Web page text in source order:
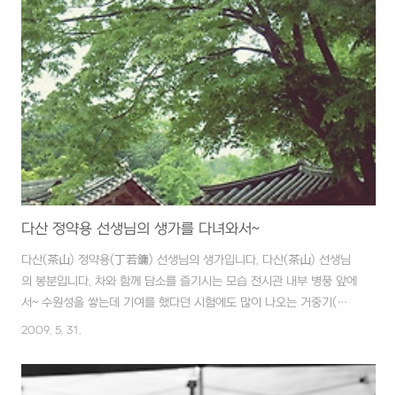
寺)라는 현판이 걸려 있습니다. 일주문을 들어서면 불이문까지 이어지
는 명상의 길을 지나게 됩니다. 명상의 길 끝 자락에 위치한 제법 큰 미
륵부처님입니다. 수종사 불이문 (水鐘寺 不二門) 이문을 들어서면 머
리를 비우세요~~ ^^* 불이문(不二門)을 옆으로 감로수를 뿜어내는 다
람쥐 모습의 음수대가 있어 이곳을 ..
다산 정약용 선생님의 생가를 다녀와서~
다산(茶山) 정약용(丁若鏞) 선생님의 생가입니다. 다산(茶山) 선생님
의 봉분입니다. 차와 함께 담소를 즐기시는 모습 전시관 내부 병풍 앞에
서~ 수원성을 쌓는데 기여를 했다던 시험에도 많이 나오는 거중기(擧
重器)입니다. 실제크기로 재현했다고 합니다. 양쪽에서 2명의 사람이
거운 돌을 쉽게 위로 들어 올릴 수 있게 설계되어 있습니다. 10톤 이상
의 돌도 2명이서 들어 올릴 수 있다고 합니다. 세미원 다녀오는 길에 이
2009. 5. 31.